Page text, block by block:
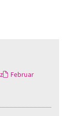
Februar